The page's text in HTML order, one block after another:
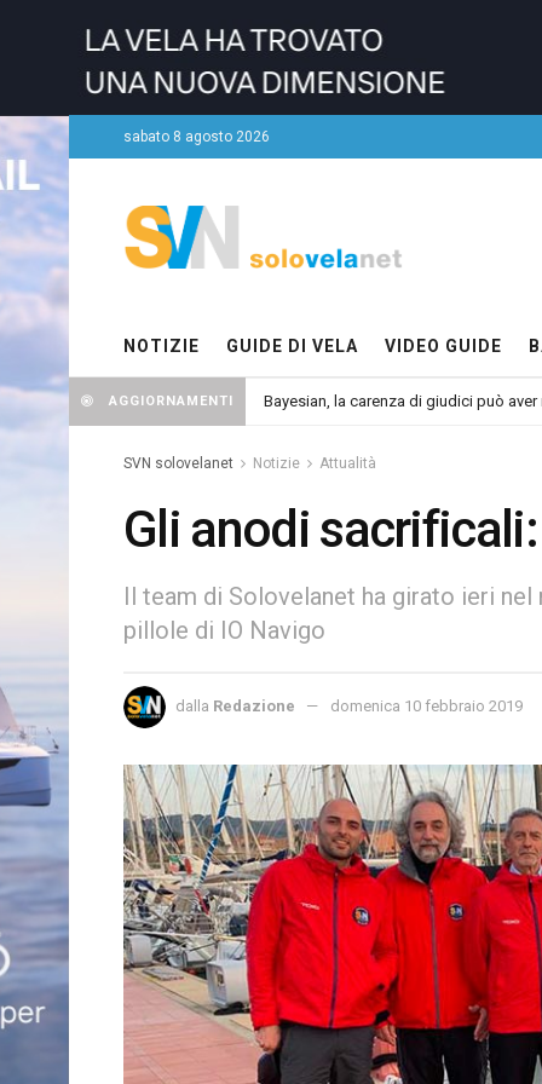
sabato 8 agosto 2026
NOTIZIE GUIDE DI VELA VIDEO GUIDE
AGGIORNAMENTI Bayesian, la carenza di giudici può aver
SVN solovelanet Notizie Attualità
Gli anodi
Il team di Solovelanet ha girato ieri nel
pillole di IO Navigo
dalla Redazione domenica 10 febbraio 2019